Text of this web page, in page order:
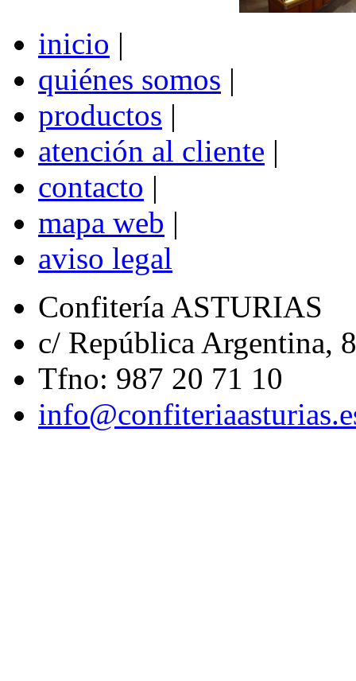
inicio |
quiénes somos |
productos |
atención al cliente |
contacto |
mapa web |
aviso legal
Confitería ASTURIAS
c/ República Argentina,
Tfno: 987 20 71 10